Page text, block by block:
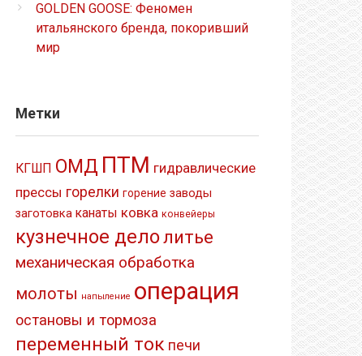
GOLDEN GOOSE: Феномен
итальянского бренда, покоривший
мир
Метки
КГШП ОМД ПТМ гидравлические
прессы горелки горение заводы
заготовка канаты ковка конвейеры
кузнечное делолитье
механическая обработка
молоты напыление операция
остановы и тормоза
переменный ток печи